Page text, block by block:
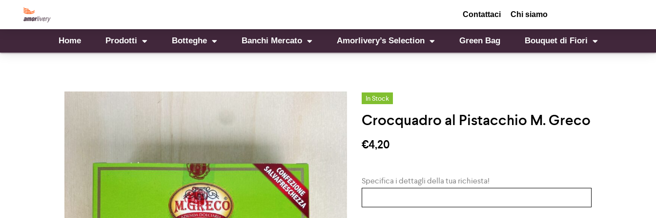
Contattaci Chi siamo
Home Prodotti Botteghe Banchi Mercato Amorlivery’s Selection Green Bag Bouquet di Fiori
In Stock
Crocquadro al Pistacchio M. Greco
€4,20
Specifica i dettagli della tua richiesta!